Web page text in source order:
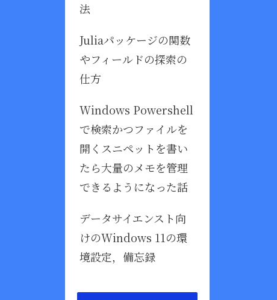
法
Juliaパッケージの関数
やフィールドの探索の
仕方
Windows Powershell
で検索かつファイルを
開くスニペットを書い
たら大量のメモを管理
できるようになった話
データサイエンスト向
けのWindows 11の環
境設定，備忘録